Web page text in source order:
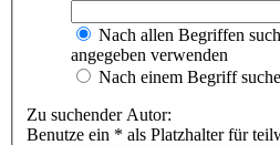
Nach allen Begriffen
angegeben verwenden
Nach einem Begriff
Zu suchender Autor:
Benutze ein * als Platzhalter für